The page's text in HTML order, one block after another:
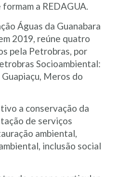
a REDAGUA.
Águas da Guanabara
2019, reúne quatro
pela Petrobras, por
Socioambiental:
Meros do
a conservação da
de serviços
ambiental,
inclusão social